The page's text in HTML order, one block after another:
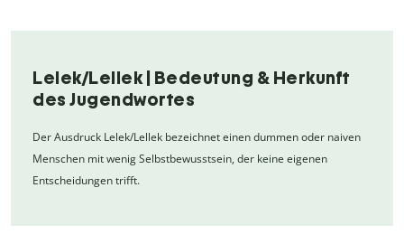
Lelek/Lellek | Bedeutung & Herkunft
des Jugendwortes
Der Ausdruck Lelek/Lellek bezeichnet einen dummen oder naiven
Menschen mit wenig Selbstbewusstsein, der keine eigenen
Entscheidungen trifft.